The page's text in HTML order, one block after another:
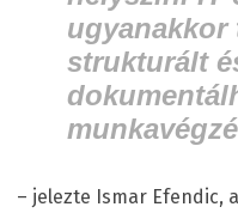
ugyanakkor
strukturált
– jelezte Ismar Efendic,